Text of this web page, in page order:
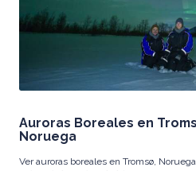
J
i
Al
v
a
r
Auroras Boreales en
Noruega
Ver auroras boreales en Tromsø,